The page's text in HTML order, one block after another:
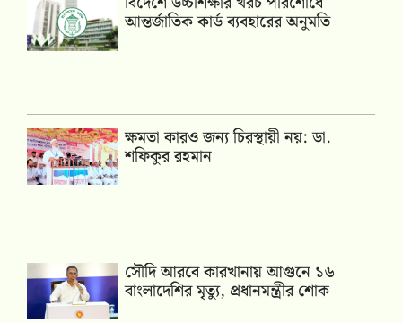
আন্তর্জাতিক কার্ড ব্যবহারের অনুমতি
ক্ষমতা কারও জন্য চিরস্থায়ী নয়: ডা.
শফিকুর রহমান
সৌদি আরবে কারখানায় আগুনে ১৬
বাংলাদেশির মৃত্যু, প্রধানমন্ত্রীর শোক